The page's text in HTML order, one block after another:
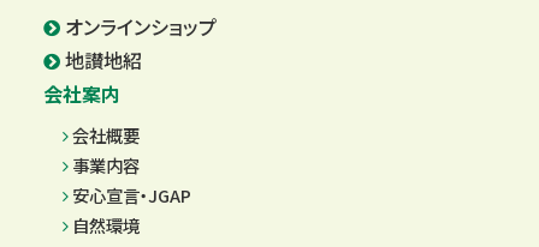
オンラインショップ
地讃地紹
会社案内
会社概要
事業内容
安心宣言・JGAP
自然環境